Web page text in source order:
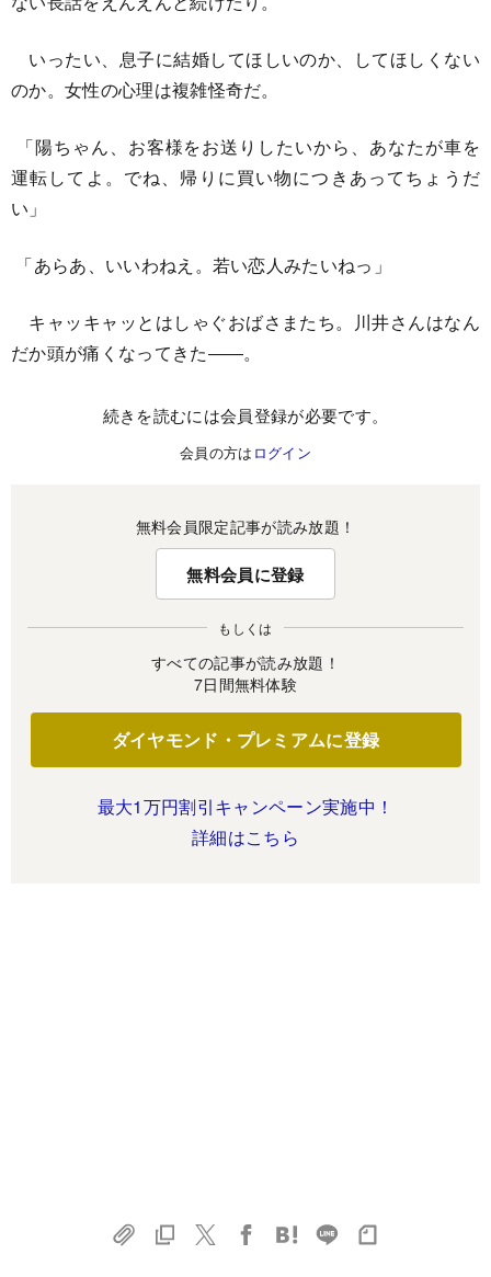
いったい、息子に結婚してほしいのか、してほしくない
のか。女性の心理は複雑怪奇だ。
「陽ちゃん、お客様をお送りしたいから、あなたが車を
運転してよ。でね、帰りに買い物につきあってちょうだ
い」
「あらあ、いいわねえ。若い恋人みたいねっ」
キャッキャッとはしゃぐおばさまたち。川井さんはなん
だか頭が痛くなってきた――。
続きを読むには会員登録が必要です。
会員の方は ログイン
無料会員限定記事が読み放題！
無料会員に登録
もしくは
すべての記事が読み放題！
7日間無料体験
ダイヤモンド・プレミアムに登録
最大1万円割引キャンペーン実施中！
詳細はこちら